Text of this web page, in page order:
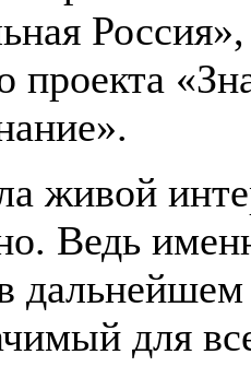
проекта
живой
Ведь
для